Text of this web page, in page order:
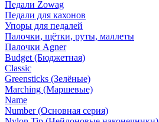
Педали Zowag
Педали для кахонов
Упоры для педалей
Палочки, щётки, руты, маллеты
Палочки Agner
Budget (Бюджетная)
Classic
Greensticks (Зелёные)
Marching (Маршевые)
Name
Number (Основная серия)